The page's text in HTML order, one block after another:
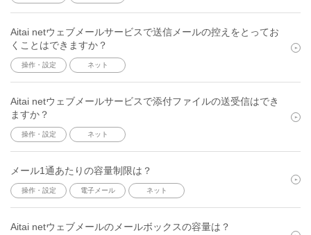
Aitai netウェブメールサービスで送信メールの控えをとってお
くことはできますか？
操作・設定 ネット
Aitai netウェブメールサービスで添付ファイルの送受信はでき
ますか？
操作・設定 ネット
メール1通あたりの容量制限は？
操作・設定 電子メール ネット
Aitai netウェブメールのメールボックスの容量は？